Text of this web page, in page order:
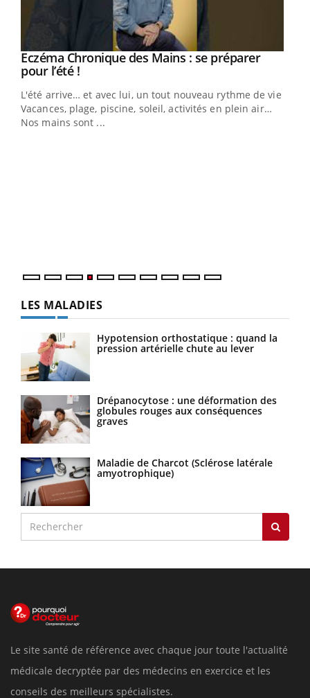
Youtube
Eczéma Chronique des Mains : se préparer
pour l’été !Youtube
L'été arrive… et avec lui, un tout nouveau rythme de vie !
Vacances, plage, piscine, soleil, activités en plein air…
Nos mains sont ...
LES MALADIES
Hypotension orthostatique : quand la
pression artérielle chute au lever
Drépanocytose : une déformation des
globules rouges aux conséquences
graves
Maladie de Charcot (Sclérose latérale
amyotrophique)
Le site santé de référence avec chaque jour toute l'actualité
médicale decryptée par des médecins en exercice et les
conseils des meilleurs spécialistes.